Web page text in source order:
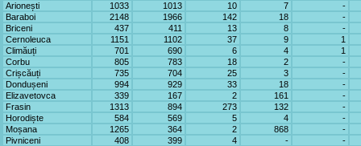
Arionești
1033 1013 10 7
-
Baraboi
2148 1966 142 18
-
Briceni
437 411 13 8
-
Cernoleuca
1151 1102 37 9
1
Climăuți
701 690 6 4
1
Corbu
805 783 18 2
-
Crișcăuți
735 704 25 3
-
Dondușeni
994 929 33 18
-
Elizavetovca
339 167 2 161
-
Frasin
1313 894 273 132
-
Horodiște
584 569 5 4
-
Moșana
1265 364 2 868
-
Pivniceni
408 399 4 -
-